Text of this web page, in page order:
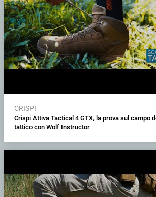
CRISPI
Crispi Attiva Tactical 4 GTX, la prova sul campo
tattico con Wolf Instructor